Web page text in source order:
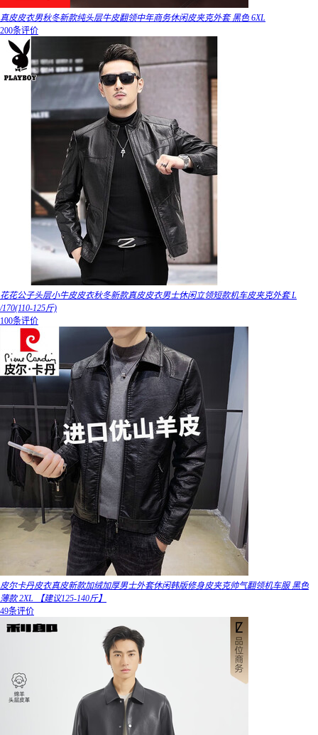
真皮皮衣男秋冬新款纯头层牛皮翻领中年商务休闲皮夹克外套 黑色 6XL
200条评价
花花公子头层小牛皮皮衣秋冬新款真皮皮衣男士休闲立领短款机车皮夹克外套 L
/170(110-125斤)
100条评价
皮尔卡丹皮衣真皮新款加绒加厚男士外套休闲韩版修身皮夹克帅气翻领机车服 黑色
薄款 2XL 【建议125-140斤】
49条评价